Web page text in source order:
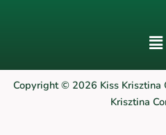
Copyright © 2026 Kiss Krisztina
Krisztina